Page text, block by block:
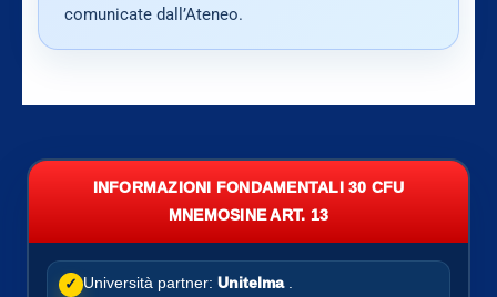
comunicate dall’Ateneo.
INFORMAZIONI FONDAMENTALI 30 CFU
MNEMOSINE ART. 13
✓ Università partner: Unitelma